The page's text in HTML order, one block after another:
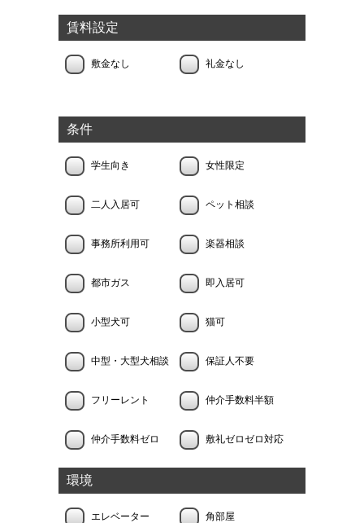
賃料設定
敷金なし 礼金なし
条件
学生向き 女性限定
二人入居可 ペット相談
事務所利用可 楽器相談
都市ガス 即入居可
小型犬可 猫可
中型・大型犬相談 保証人不要
フリーレント 仲介手数料半額
仲介手数料ゼロ 敷礼ゼロゼロ対応
環境
エレベーター 角部屋